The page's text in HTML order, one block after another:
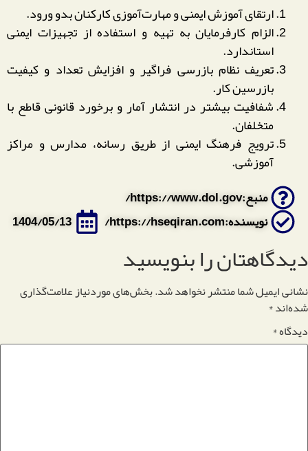
ارتقای آموزش ایمنی و مهارت‌آموزی کارکنان بدو ورود.
الزام کارفرمایان به تهیه و استفاده از تجهیزات ایمنی
استاندارد.
تعریف نظام بازرسی فراگیر و افزایش تعداد و کیفیت
بازرسین کار.
شفافیت بیشتر در انتشار آمار و برخورد قانونی قاطع با
متخلفان.
ترویج فرهنگ ایمنی از طریق رسانه، مدارس و مراکز
آموزشی.
منبع:https://www.dol.gov/
نویسنده:https://hseqiran.com/
1404/05/13
دیدگاهتان را بنویسید
نشانی ایمیل شما منتشر نخواهد شد.بخش‌های موردنیاز علامت‌گذاری
شده‌اند*
دیدگاه*